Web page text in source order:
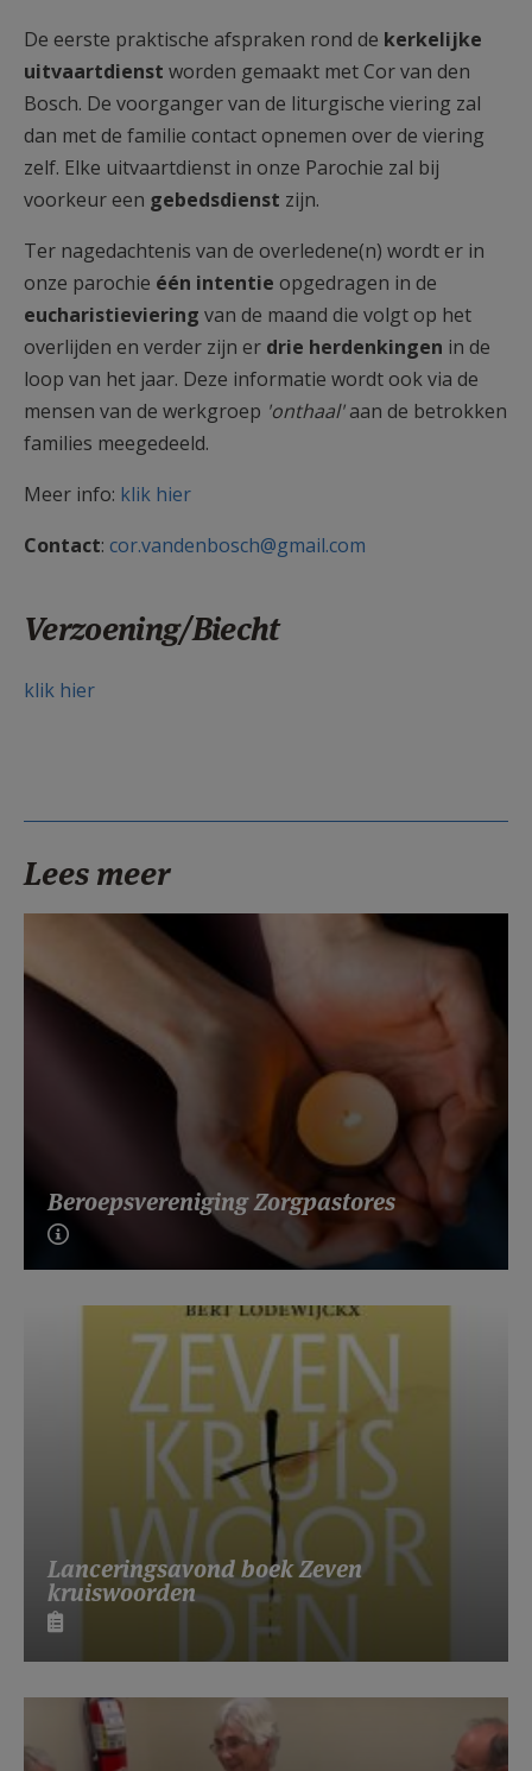
De eerste praktische afspraken rond de kerkelijke
uitvaartdienst worden gemaakt met Cor van den
Bosch. De voorganger van de liturgische viering zal
dan met de familie contact opnemen over de viering
zelf. Elke uitvaartdienst in onze Parochie zal bij
voorkeur een gebedsdienst zijn.
Ter nagedachtenis van de overledene(n) wordt er in
onze parochie één intentie opgedragen in de
eucharistieviering van de maand die volgt op het
overlijden en verder zijn er drie herdenkingen in de
loop van het jaar. Deze informatie wordt ook via de
mensen van de werkgroep 'onthaal'aan de betrokken
families meegedeeld.
Meer info: klik hier
Contact: cor.vandenbosch@gmail.com
Verzoening/Biecht
klik hier
Lees meer
Beroepsvereniging Zorgpastores
Lanceringsavond boek Zeven
kruiswoorden